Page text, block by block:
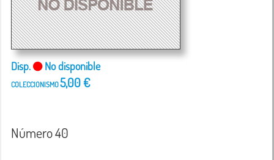
Disp. No disponible
COLECCIONISMO5,00 €
Número 40